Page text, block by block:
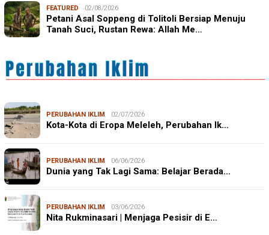
FEATURED 02/08/2026
Petani Asal Soppeng di Tolitoli Bersiap Menuju
Tanah Suci, Rustan Rewa: Allah Me…
PERUBAHAN IKLIM 02/07/2026
Kota-Kota di Eropa Meleleh, Perubahan Ik…
PERUBAHAN IKLIM 06/06/2026
Dunia yang Tak Lagi Sama: Belajar Berada…
PERUBAHAN IKLIM 03/06/2026
Nita Rukminasari | Menjaga Pesisir di E…